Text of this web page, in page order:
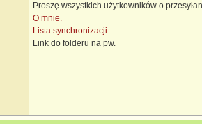
Proszę wszystkich użytkowników o
O mnie.
Lista synchronizacji.
Link do folderu na pw.